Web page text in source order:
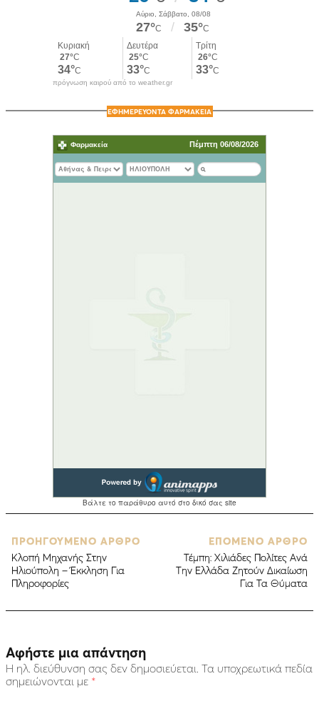
πρόγνωση καιρού από το weather.gr
ΕΦΗΜΕΡΕΥΟΝΤΑ ΦΑΡΜΑΚΕΙΑ
ΠΡΟΗΓΟΥΜΕΝΟ ΑΡΘΡΟ
Κλοπή Μηχανής Στην
Ηλιούπολη – Έκκληση Για
Πληροφορίες
ΕΠΟΜΕΝΟ ΑΡΘΡΟ
Τέμπη: Χιλιάδες Πολίτες Aνά
Την Ελλάδα Ζητούν Δικαίωση
Για Τα Θύματα
Αφήστε μια απάντηση
Η ηλ. διεύθυνση σας δεν δημοσιεύεται. Τα υποχρεωτικά πεδία
σημειώνονται με *